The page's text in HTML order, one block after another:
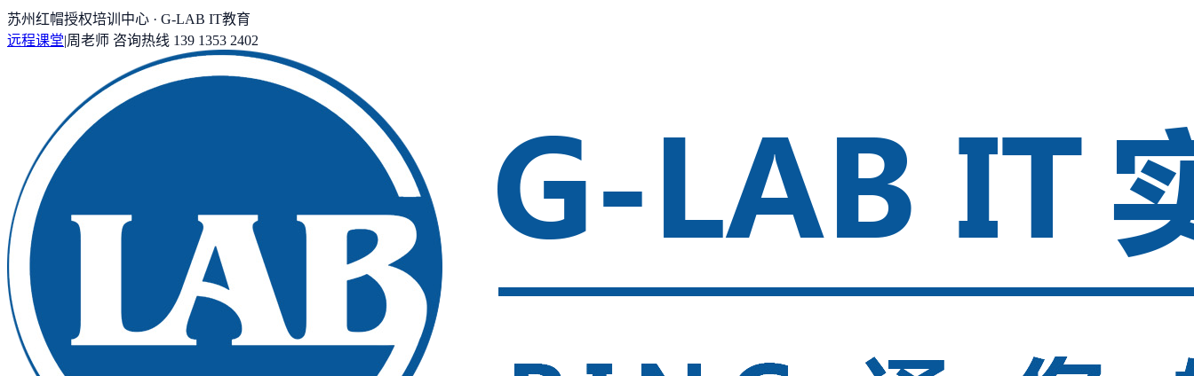
苏州红帽授权培训中心 · G-LAB IT教育
远程课堂|周老师 咨询热线 139 1353 2402